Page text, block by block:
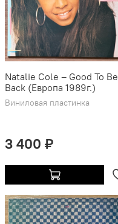
Natalie Cole ‎– Good To Be
Back (Европа 1989г.)
Виниловая пластинка
3 400 ₽